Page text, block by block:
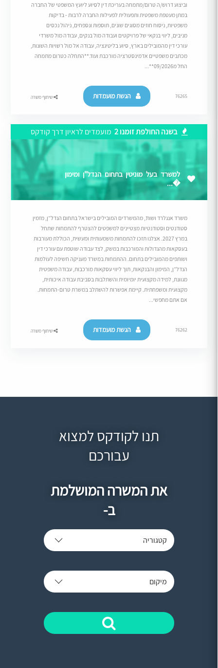
וביצוע דרוש/ה טרום/מתמחה בעריכת דין לסיוע ליועץ המשפטי של החברה
במתן מעטפת משפטית ותפעולית לפעילות החברה לרבות - בדיקות
משפטיות, ניסוח חוזים מסוגים שונים, תוספות ונספחים, ניהול נכסים
מניבים, ליווי בנקאי של פרויקטים ועבודה מול בנקים, עבודה מול משרדי
עורכי דין מהמובילים בארץ, סיוע בליטיגציה, עבודה אל מול רשויות השונות,
מכתבים משפטיים אדמינסטרציה מורכבת ועוד.**התחלה כטרום מתמחה
החל מ09/2026**...
76265 הגשת מועמדות שיתוף משרה
בשנה החולפת זומנו 2 מועמדים לראיון דרך קודקס
למשרד בעל מוניטין בתחום הנדל"ן ומימון
�...
משרד אנגלרד ושות’, מהמשרדים המובילים בישראל בתחום הנדל”ן, מזמין
סטודנטים וסטודנטיות מצטיינים למשפטים להצטרף להתמחות שתחל
במרץ 2027. אצלנו תזכו להתמחות משמעותית ומעשית, הכוללת מעורבות
בעסקאות מהגדולות והמורכבות במשק, לצד עבודה שוטפת עם עורכי דין
ושותפים מהמובילים בתחום. ההתמחות במשרד מעניקה חשיפה לעולמות
הנדל”ן, המימון והבנקאות, תוך ליווי עסקאות מורכבות, עבודה משפטית
מגוונת, למידה מקצועית יומיומית והשתלבות בסביבת עבודה איכותית,
מקצועית ומשפחתית. קיימת אפשרות להשתלב במשרת טרום-התמחות.
אם אתם מחפשי...
76262 הגשת מועמדות שיתוף משרה
תנו לקודקס למצוא
עבורכם
את המשרה המושלמת
ב-
קטגוריה
מיקום